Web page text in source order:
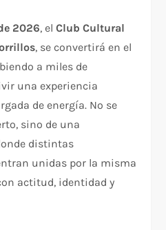
2026, elClub Cultural
, se convertirá en el
a miles de
una experiencia
de energía. No se
sino de una
distintas
unidas por la misma
actitud, identidad y